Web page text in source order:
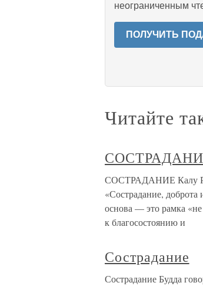
неограниченным
ПОЛУЧИТЬ
Читайте
СОСТРАДАНИЕ Калу
«Сострадание,
основа — это рамка
к благосостоянию и
Сострадание
Сострадание Будда